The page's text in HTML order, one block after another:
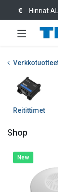
Hinnat
Reitittimet
Shop
New